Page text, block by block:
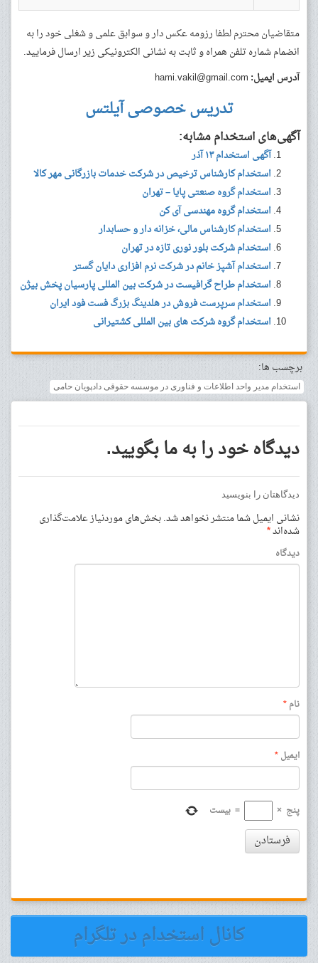
متقاضیان محترم لطفا رزومه عکس دار و سوابق علمی و شغلی خود را به
انضمام شماره تلفن همراه و ثابت به نشانی الکترونیکی زیر ارسال فرمایید.
آدرس ایمیل: hami.vakil@gmail.com
تدریس خصوصی آیلتس
آگهی‌های استخدام مشابه:
آگهی استخدام ۱۳ آذر
استخدام کارشناس ترخیص در شرکت خدمات بازرگانی مهر کالا
استخدام گروه صنعتی پایا – تهران
استخدام گروه مهندسی آی کن
استخدام کارشناس مالی، خزانه دار و حسابدار
استخدام شرکت بلور نوری تازه در تهران
استخدام آشپز خانم در شرکت نرم افزاری دایان گستر
استخدام طراح گرافیست در شرکت بین المللی پارسیان پخش بیژن
استخدام سرپرست فروش در هلدینگ بزرگ فست فود ایران
استخدام گروه شرکت های بین المللی کشتیرانی
برچسب ها:
استخدام مدیر واحد اطلاعات و فناوری در موسسه حقوقی دادپویان حامی
دیدگاه خود را به ما بگویید.
دیدگاهتان را بنویسید
نشانی ایمیل شما منتشر نخواهد شد.بخش‌های موردنیاز علامت‌گذاری
شده‌اند*
دیدگاه
نام*
ایمیل*
پنج ×
= بیست
فرستادن
کانال استخدام در تلگرام